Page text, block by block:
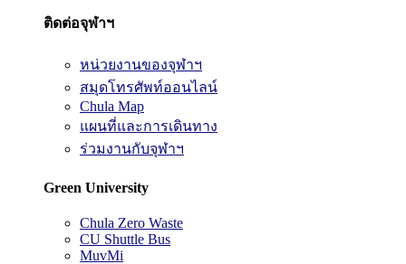
ติดต่อจุฬาฯ
หน่วยงานของจุฬาฯ
สมุดโทรศัพท์ออนไลน์
Chula Map
แผนที่และการเดินทาง
ร่วมงานกับจุฬาฯ
Green University
Chula Zero Waste
CU Shuttle Bus
MuvMi